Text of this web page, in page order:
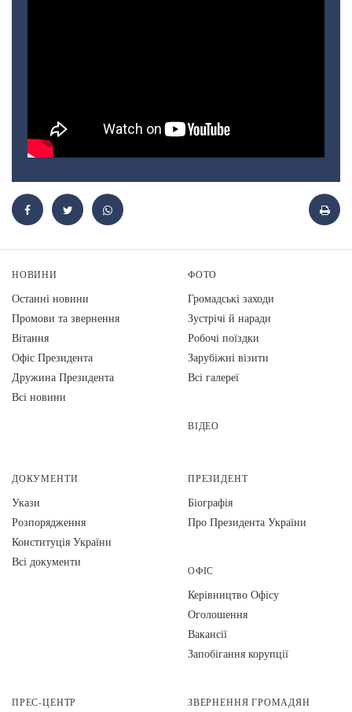
НОВИНИ
Останні новини
Промови та звернення
Вiтання
Офіс Президента
Дружина Президента
Всі новини
ФОТО
Громадські заходи
Зустрічі й наради
Робочі поїздки
Зарубіжні візити
Всі галереї
ВІДЕО
ДОКУМЕНТИ
Укази
Розпорядження
Конституція України
Всі документи
ПРЕЗИДЕНТ
Біографія
Про Президента України
ОФІС
Керівництво Офісу
Оголошення
Вакансії
Запобігання корупції
ПРЕС-ЦЕНТР ЗВЕРНЕННЯ ГРОМАДЯН